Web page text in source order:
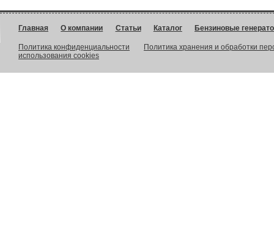
Главная О компании Статьи Каталог Бензиновые
Политика конфиденциальности
Политика хранения и обработки
использования cookies